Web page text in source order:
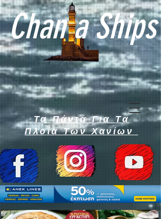
Chan a Ships
Τα Πάντα Για Τα
Πλοία Των Χανίων